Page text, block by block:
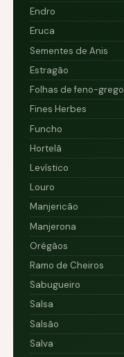
Endro
Eruca
Sementes de Anis
Estragão
Folhas de feno-grego
Fines Herbes
Funcho
Hortelã
Levístico
Louro
Manjericão
Manjerona
Orégãos
Ramo de Cheiros
Sabugueiro
Salsa
Salsão
Salva